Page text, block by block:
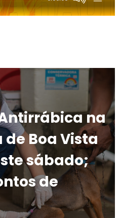
na
Boa Vista
sábado;
de